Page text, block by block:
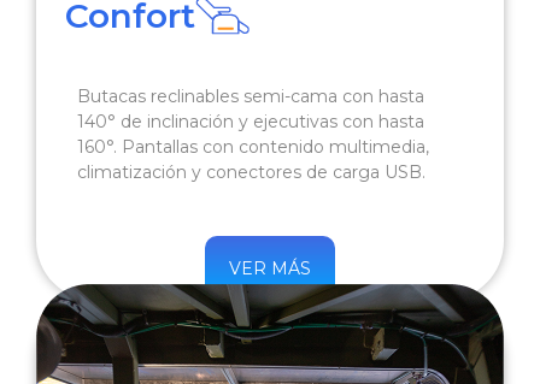
Confort
Butacas reclinables semi-cama con hasta
140° de inclinación y ejecutivas con hasta
160°. Pantallas con contenido multimedia,
climatización y conectores de carga USB.
VER MÁS